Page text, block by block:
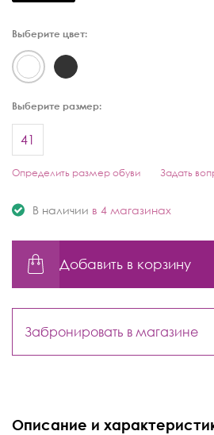
Выберите цвет:
Выберите размер:
41
Определить размер обуви Задать
В наличии в 4 магазинах
Добавить в корзину
Забронировать в магазине
Описание и